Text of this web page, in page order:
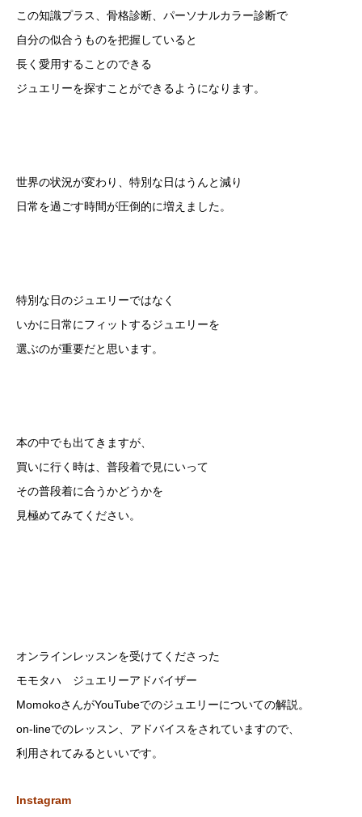
この知識プラス、骨格診断、パーソナルカラー診断で
自分の似合うものを把握していると
長く愛用することのできる
ジュエリーを探すことができるようになります。
世界の状況が変わり、特別な日はうんと減り
日常を過ごす時間が圧倒的に増えました。
特別な日のジュエリーではなく
いかに日常にフィットするジュエリーを
選ぶのが重要だと思います。
本の中でも出てきますが、
買いに行く時は、普段着で見にいって
その普段着に合うかどうかを
見極めてみてください。
オンラインレッスンを受けてくださった
モモタハ ジュエリーアドバイザー
MomokoさんがYouTubeでのジュエリーについての解説。
on-lineでのレッスン、アドバイスをされていますので、
利用されてみるといいです。
Instagram